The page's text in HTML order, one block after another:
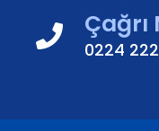
Çağrı
0224